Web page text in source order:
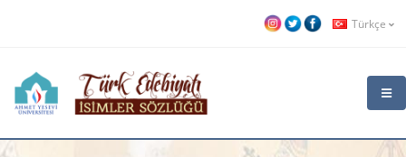
Türkçe